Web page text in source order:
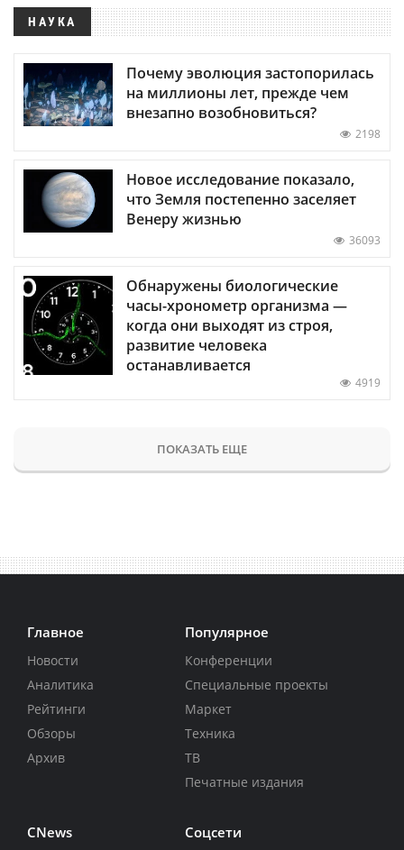
НАУКА
Почему эволюция застопорилась
на миллионы лет, прежде чем
внезапно возобновиться?
2198
Новое исследование показало,
что Земля постепенно заселяет
Венеру жизнью
36093
Обнаружены биологические
часы-хронометр организма —
когда они выходят из строя,
развитие человека
останавливается
4919
ПОКАЗАТЬ ЕЩЕ
Главное
Новости
Аналитика
Рейтинги
Обзоры
Архив
Популярное
Конференции
Специальные проекты
Маркет
Техника
ТВ
Печатные издания
CNews Соцсети